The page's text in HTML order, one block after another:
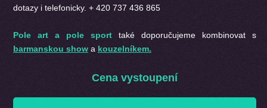
dotazy i telefonicky. + 420 737 436 865
Pole art a pole sport také doporučujeme kombinovat s
barmanskou show a kouzelníkem.
Cena vystoupení